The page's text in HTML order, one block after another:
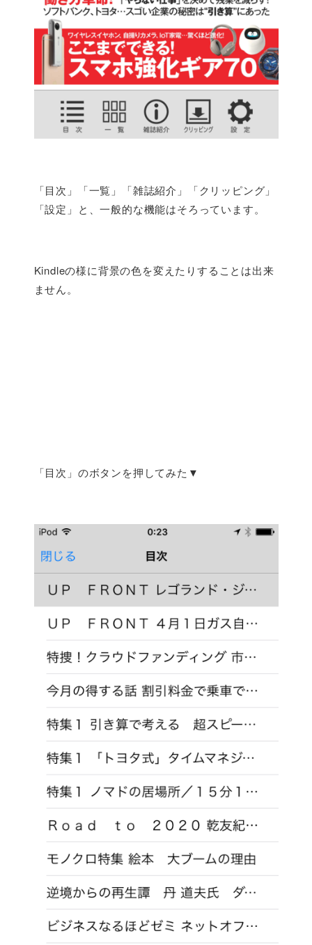
「目次」「一覧」「雑誌紹介」「クリッピング」
「設定」と、一般的な機能はそろっています。
Kindleの様に背景の色を変えたりすることは出来
ません。
「目次」のボタンを押してみた▼